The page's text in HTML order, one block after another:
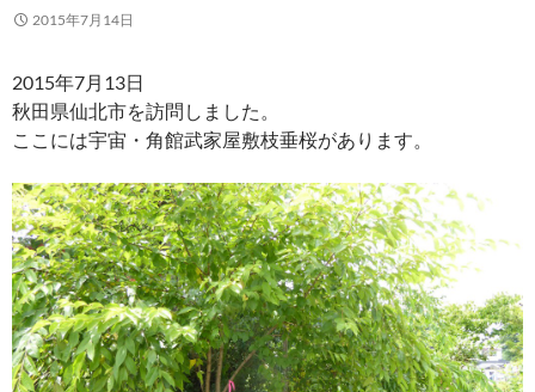
2015年7月14日
2015年7月13日
秋田県仙北市を訪問しました。
ここには宇宙・角館武家屋敷枝垂桜があります。